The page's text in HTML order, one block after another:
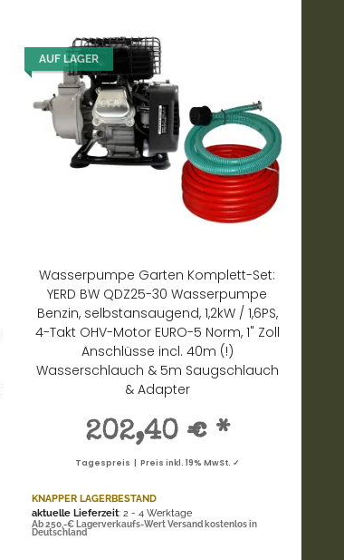
AUF LAGER
Wasserpumpe Garten Komplett-Set:
YERD BW QDZ25-30 Wasserpumpe
Benzin, selbstansaugend, 1,2kW / 1,6PS,
4-Takt OHV-Motor EURO-5 Norm, 1" Zoll
Anschlüsse incl. 40m (!)
Wasserschlauch & 5m Saugschlauch
& Adapter
202,40 € *
Tagespreis | Preis inkl. 19% MwSt. ✓
KNAPPER LAGERBESTAND
aktuelle Lieferzeit: 2 - 4 Werktage
Ab 250,-€ Lagerverkaufs-Wert Versand kostenlos in
Deutschland